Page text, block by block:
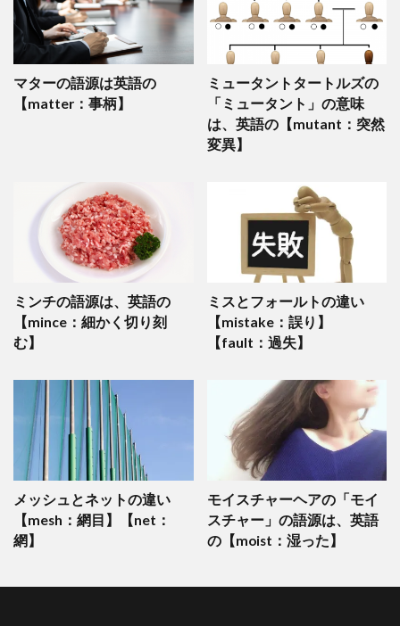
マターの語源は英語の
【matter：事柄】
ミュータントタートルズの
「ミュータント」の意味
は、英語の【mutant：突然
変異】
ミンチの語源は、英語の
【mince：細かく切り刻
む】
ミスとフォールトの違い
【mistake：誤り】
【fault：過失】
メッシュとネットの違い
【mesh：網目】【net：
網】
モイスチャーヘアの「モイ
スチャー」の語源は、英語
の【moist：湿った】